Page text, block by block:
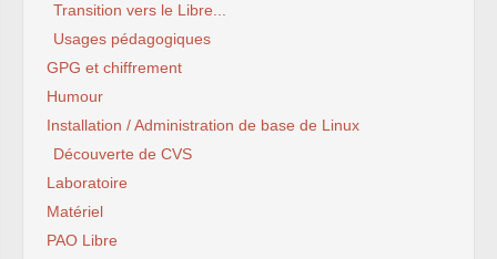
Transition vers le Libre...
Usages pédagogiques
GPG et chiffrement
Humour
Installation / Administration de base de Linux
Découverte de CVS
Laboratoire
Matériel
PAO Libre